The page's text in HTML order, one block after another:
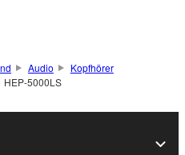
Audio
Kopfhörer
HEP-5000LS